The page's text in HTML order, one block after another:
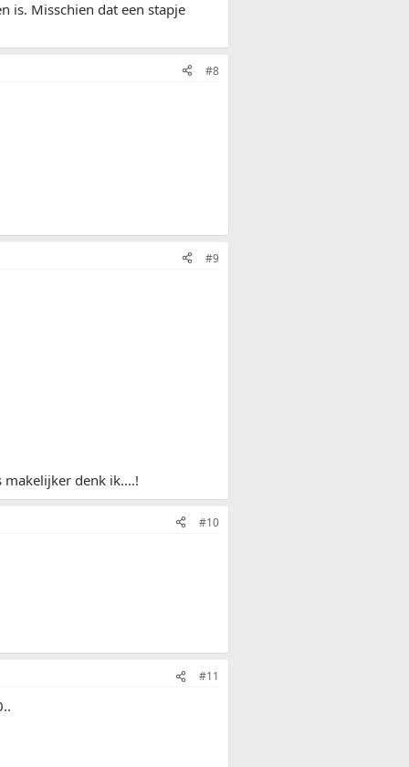
is. Misschien dat een stapje
#8
#9
denk ik....!
#10
#11